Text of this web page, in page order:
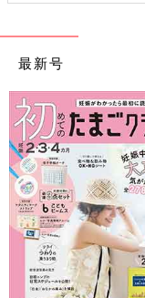
最新号